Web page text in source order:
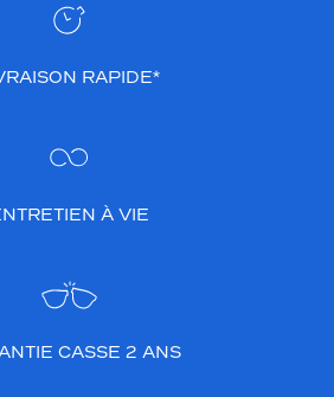
RAPIDE*
À VIE
CASSE 2 ANS